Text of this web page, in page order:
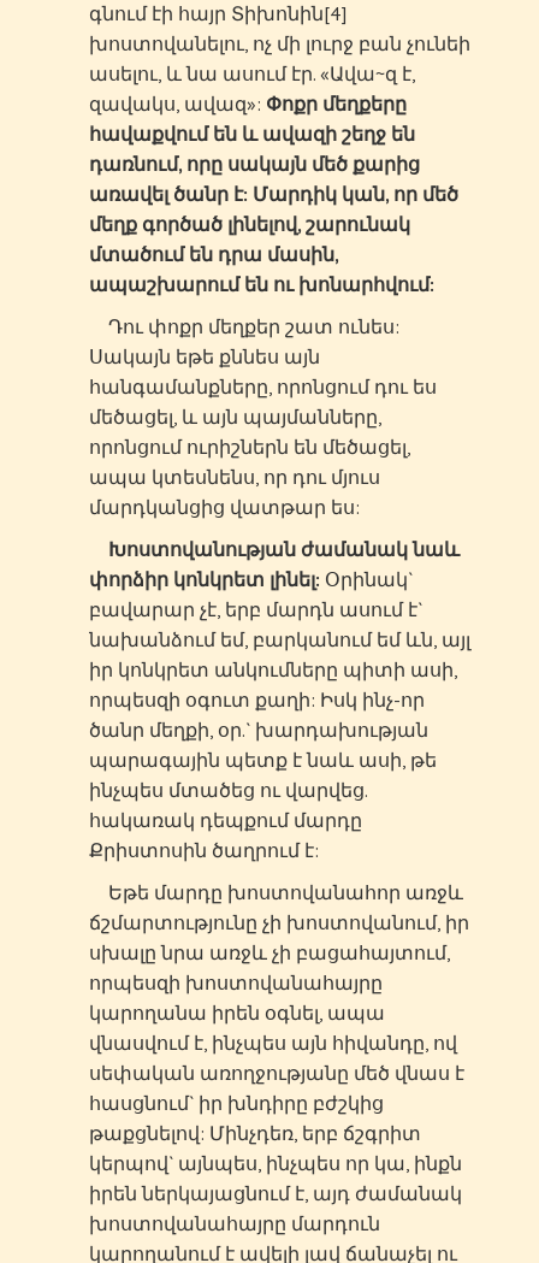
գնում էի հայր Տիխոնին[4]
խոստովանելու, ոչ մի լուրջ բան չունեի
ասելու, և նա ասում էր. «Ավա~զ է,
զավակս, ավազ»: Փոքր մեղքերը
հավաքվում են և ավազի շեղջ են
դառնում, որը սակայն մեծ քարից
առավել ծանր է: Մարդիկ կան, որ մեծ
մեղք գործած լինելով, շարունակ
մտածում են դրա մասին,
ապաշխարում են ու խոնարհվում:
Դու փոքր մեղքեր շատ ունես:
Սակայն եթե քննես այն
հանգամանքները, որոնցում դու ես
մեծացել, և այն պայմանները,
որոնցում ուրիշներն են մեծացել,
ապա կտեսնենս, որ դու մյուս
մարդկանցից վատթար ես:
Խոստովանության ժամանակ նաև
փորձիր կոնկրետ լինել: Օրինակ`
բավարար չէ, երբ մարդն ասում է`
նախանձում եմ, բարկանում եմ ևն, այլ
իր կոնկրետ անկումները պիտի ասի,
որպեսզի օգուտ քաղի: Իսկ ինչ-որ
ծանր մեղքի, օր.` խարդախության
պարագային պետք է նաև ասի, թե
ինչպես մտածեց ու վարվեց.
հակառակ դեպքում մարդը
Քրիստոսին ծաղրում է:
Եթե մարդը խոստովանահոր առջև
ճշմարտությունը չի խոստովանում, իր
սխալը նրա առջև չի բացահայտում,
որպեսզի խոստովանահայրը
կարողանա իրեն օգնել, ապա
վնասվում է, ինչպես այն հիվանդը, ով
սեփական առողջությանը մեծ վնաս է
հասցնում` իր խնդիրը բժշկից
թաքցնելով: Մինչդեռ, երբ ճշգրիտ
կերպով` այնպես, ինչպես որ կա, ինքն
իրեն ներկայացնում է, այդ ժամանակ
խոստովանահայրը մարդուն
կարողանում է ավելի լավ ճանաչել ու